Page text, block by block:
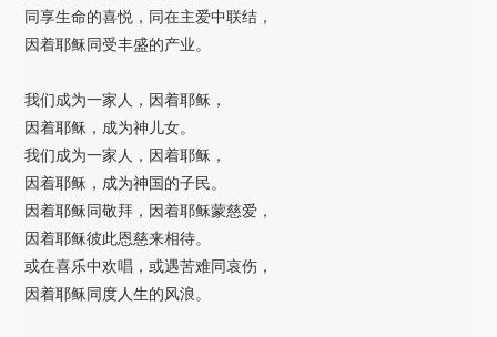
同享生命的喜悦，同在主爱中联结，
因着耶稣同受丰盛的产业。
我们成为一家人，因着耶稣，
因着耶稣，成为神儿女。
我们成为一家人，因着耶稣，
因着耶稣，成为神国的子民。
因着耶稣同敬拜，因着耶稣蒙慈爱，
因着耶稣彼此恩慈来相待。
或在喜乐中欢唱，或遇苦难同哀伤，
因着耶稣同度人生的风浪。